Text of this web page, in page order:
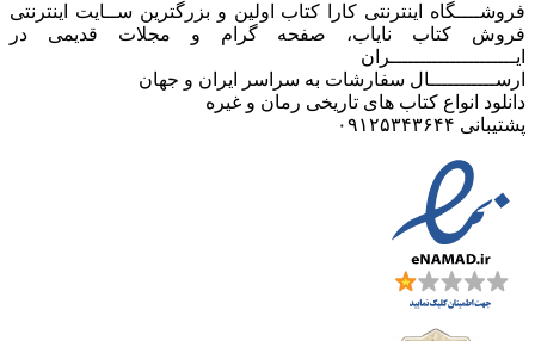
فروشــــگاه اینترنتی کارا کتاب اولین و بزرگترین ســایت اینترنتی
فروش کتاب نایاب، صفحه گرام و مجلات قدیمی در
ایـــــــــــــــــــــران
ارســـــــــــال سفارشات به سراسر ایران و جهان
دانلود انواع کتاب های تاریخی رمان و غیره
پشتیبانی ۰۹۱۲۵۳۴۳۶۴۴